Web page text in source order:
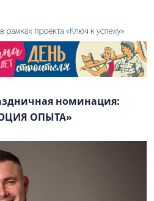
номинация:
ОПЫТА»